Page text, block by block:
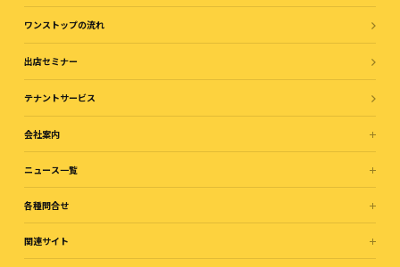
ワンストップの流れ
出店セミナー
テナントサービス
会社案内
ニュース一覧
各種問合せ
関連サイト